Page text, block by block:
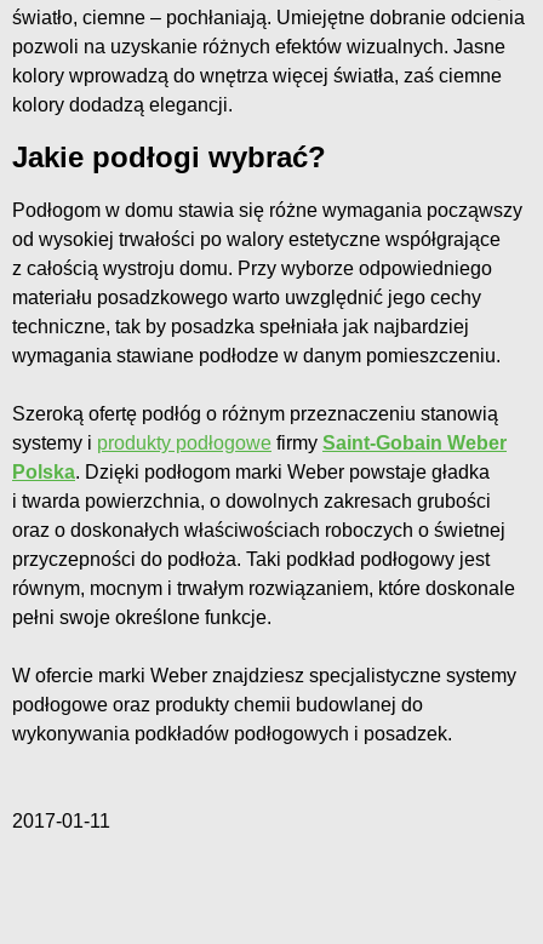
światło, ciemne – pochłaniają. Umiejętne dobranie odcienia
pozwoli na uzyskanie różnych efektów wizualnych. Jasne
kolory wprowadzą do wnętrza więcej światła, zaś ciemne
kolory dodadzą elegancji.
Jakie podłogi wybrać?
Podłogom w domu stawia się różne wymagania począwszy
od wysokiej trwałości po walory estetyczne współgrające
z całością wystroju domu. Przy wyborze odpowiedniego
materiału posadzkowego warto uwzględnić jego cechy
techniczne, tak by posadzka spełniała jak najbardziej
wymagania stawiane podłodze w danym pomieszczeniu.
Szeroką ofertę podłóg o różnym przeznaczeniu stanowią
systemy i produkty podłogowe firmy Saint-Gobain Weber
Polska. Dzięki podłogom marki Weber powstaje gładka
i twarda powierzchnia, o dowolnych zakresach grubości
oraz o doskonałych właściwościach roboczych o świetnej
przyczepności do podłoża. Taki podkład podłogowy jest
równym, mocnym i trwałym rozwiązaniem, które doskonale
pełni swoje określone funkcje.
W ofercie marki Weber znajdziesz specjalistyczne systemy
podłogowe oraz produkty chemii budowlanej do
wykonywania podkładów podłogowych i posadzek.
2017-01-11